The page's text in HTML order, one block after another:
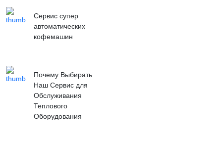
Сервис супер
автоматических
кофемашин
Почему Выбирать
Наш Сервис для
Обслуживания
Теплового
Оборудования